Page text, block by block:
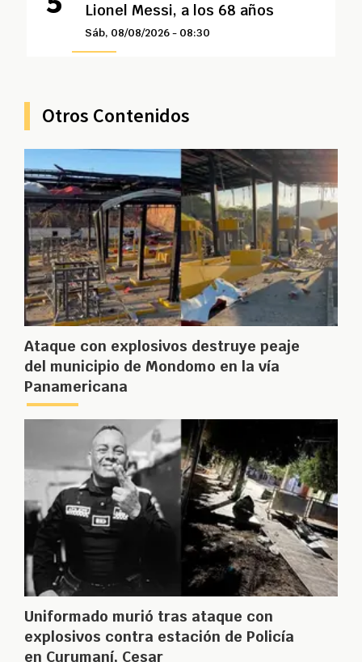
Lionel Messi, a los 68 años
Sáb, 08/08/2026 - 08:30
Otros Contenidos
Ataque con explosivos destruye peaje
del municipio de Mondomo en la vía
Panamericana
Uniformado murió tras ataque con
explosivos contra estación de Policía
en Curumaní, Cesar